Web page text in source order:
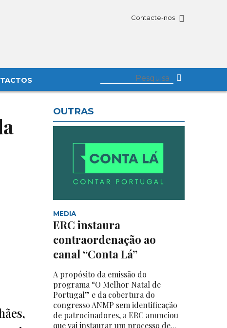
Contacte-nos
OUTRAS
MEDIA
ERC instaura
contraordenação ao
canal “Conta Lá”
A propósito da emissão do
programa “O Melhor Natal de
Portugal” e da cobertura do
congresso ANMP sem identificação
de patrocinadores, a ERC anunciou
que vai instaurar um processo de...